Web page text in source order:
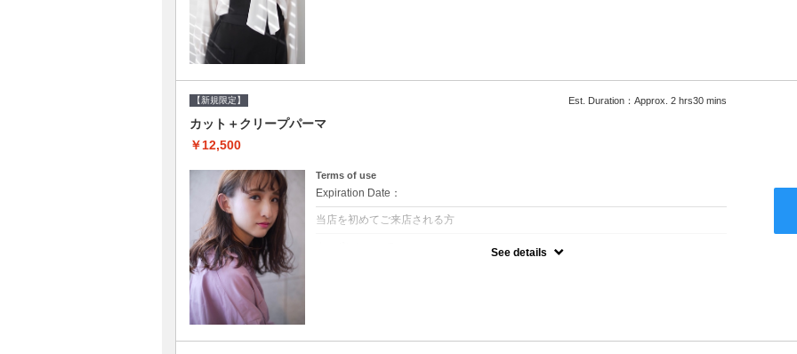
【新規限定】 Est. Duration：Approx. 2 hrs30 mins
カット＋クリープパーマ
￥12,500
Terms of use
Expiration Date：
当店を初めてご来店される方
See details